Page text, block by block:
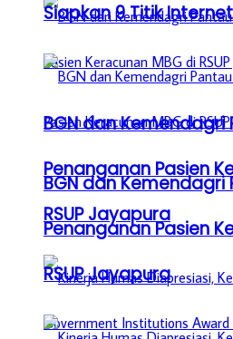
BGN dan Kemendagri
Penanganan Pasien
RSUP Jayapura
Siapkan 9 Titik
BGN dan Kemendagri
Penanganan Pasien
RSUP Jayapura